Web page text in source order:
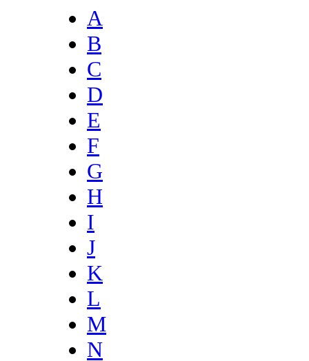
A
B
C
D
E
F
G
H
I
J
K
L
M
N